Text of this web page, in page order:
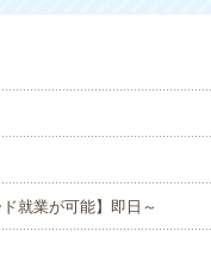
就業が可能】即日～